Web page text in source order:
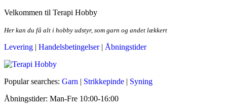
Skip
the
Velkommen til Terapi Hobby
Her kan du få alt i hobby udstyr, som garn og andet lækkert
Levering | Handelsbetingelser| Åbningstider
Terapi Hobby
Popular searches: Garn | Strikkepinde | Syning
Åbningstider: Man-Fre 10:00-16:00